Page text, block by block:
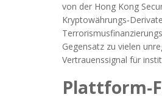
von der Hong Kong
Gegensatz zu vielen
Vertrauenssignal für